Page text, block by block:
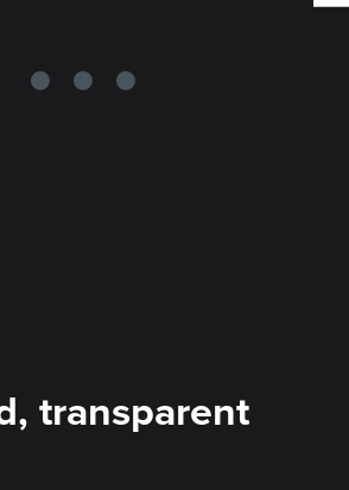
transparent